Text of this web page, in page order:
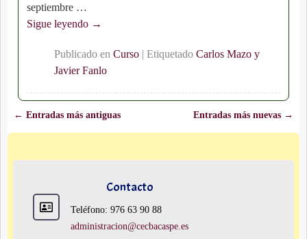
septiembre …
Sigue leyendo →
Publicado en Curso| Etiquetado Carlos Mazo y
Javier Fanlo
Navegación de entradas
← Entradas más antiguas Entradas más nuevas →
Contacto
Teléfono: 976 63 90 88
administracion@cecbacaspe.es